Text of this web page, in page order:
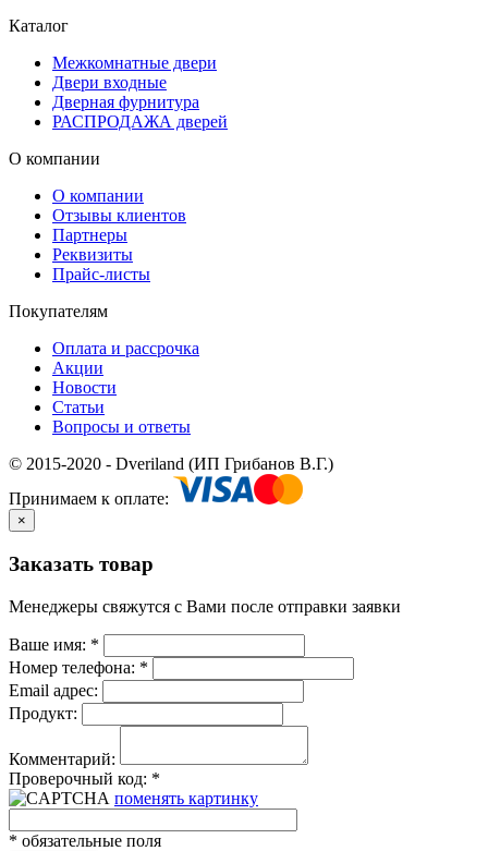
Каталог
Межкомнатные двери
Двери входные
Дверная фурнитура
РАСПРОДАЖА дверей
О компании
О компании
Отзывы клиентов
Партнеры
Реквизиты
Прайс-листы
Покупателям
Оплата и рассрочка
Акции
Новости
Статьи
Вопросы и ответы
© 2015-2020 - Dveriland (ИП Грибанов В.Г.)
Принимаем к оплате:
×
Заказать товар
Менеджеры свяжутся с Вами после отправки заявки
Ваше имя: *
Номер телефона: *
Email адрес:
Продукт:
Комментарий:
Проверочный код: *
поменять картинку
* обязательные поля